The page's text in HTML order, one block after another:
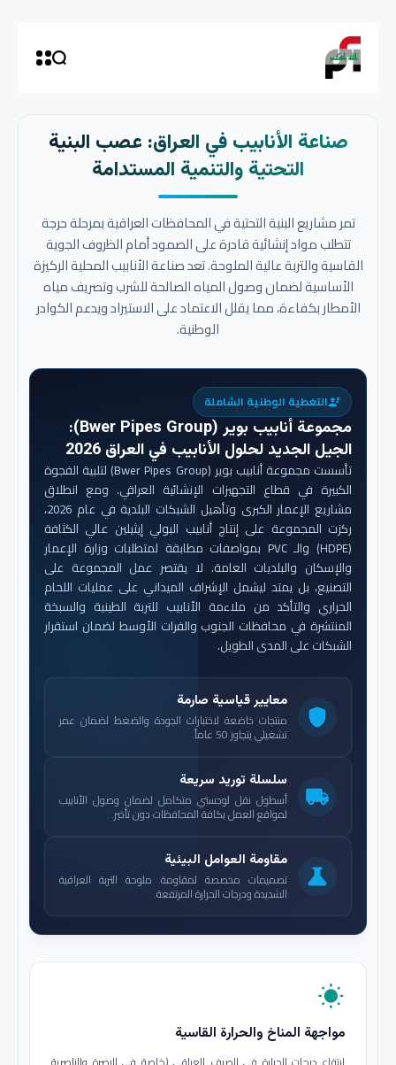
صناعة الأنابيب في العراق: عصب البنية
التحتية والتنمية المستدامة
تمر مشاريع البنية التحتية في المحافظات العراقية بمرحلة حرجة
تتطلب مواد إنشائية قادرة على الصمود أمام الظروف الجوية
القاسية والتربة عالية الملوحة. تعد صناعة الأنابيب المحلية الركيزة
الأساسية لضمان وصول المياه الصالحة للشرب وتصريف مياه
الأمطار بكفاءة، مما يقلل الاعتماد على الاستيراد ويدعم الكوادر
الوطنية.
engineeringالتغطية الوطنية الشاملة
مجموعة أنابيب بوير (Bwer Pipes Group)
:
الجيل الجديد لحلول الأنابيب في العراق 2026
تأسست مجموعة أنابيب بوير (Bwer Pipes Group) لتلبية الفجوة
الكبيرة في قطاع التجهيزات الإنشائية العراقي. ومع انطلاق
مشاريع الإعمار الكبرى وتأهيل الشبكات البلدية في عام 2026،
ركزت المجموعة على إنتاج أنابيب البولي إيثيلين عالي الكثافة
(HDPE) والـ PVC بمواصفات مطابقة لمتطلبات وزارة الإعمار
والإسكان والبلديات العامة. لا يقتصر عمل المجموعة على
التصنيع، بل يمتد ليشمل الإشراف الميداني على عمليات اللحام
الحراري والتأكد من ملاءمة الأنابيب للتربة الطينية والسبخة
المنتشرة في محافظات الجنوب والفرات الأوسط لضمان استقرار
الشبكات على المدى الطويل.
shield
معايير قياسية صارمة
منتجات خاضعة لاختبارات الجودة والضغط لضمان عمر
تشغيلي يتجاوز 50 عاماً.
local_shipping
سلسلة توريد سريعة
أسطول نقل لوجستي متكامل لضمان وصول الأنابيب
لمواقع العمل بكافة المحافظات دون تأخير.
science
مقاومة العوامل البيئية
تصميمات مخصصة لمقاومة ملوحة التربة العراقية
الشديدة ودرجات الحرارة المرتفعة.
wb_sunny
مواجهة المناخ والحرارة القاسية